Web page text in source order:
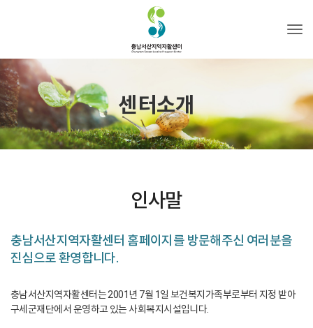
센터소개
인사말
충남서산지역자활센터 홈페이지를 방문해주신 여러분을
진심으로 환영합니다.
충남서산지역자활센터는 2001년 7월 1일 보건복지가족부로부터 지정 받아
구세군재단에서 운영하고 있는 사회복지시설입니다.